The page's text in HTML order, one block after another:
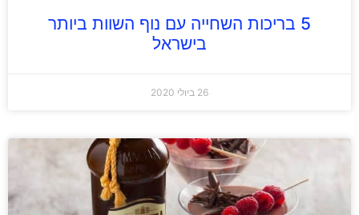
5 בריכות השחייה עם נוף השוות ביותר
בישראל
26 ביולי 2020